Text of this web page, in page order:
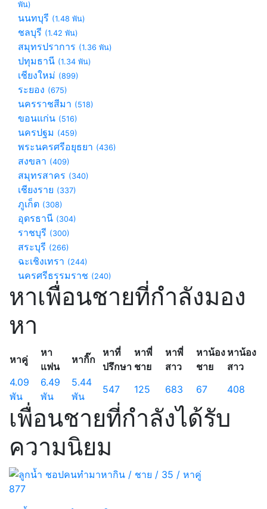
พัน)
นนทบุรี (1.48 พัน)
ชลบุรี (1.42 พัน)
สมุทรปราการ (1.36 พัน)
ปทุมธานี (1.34 พัน)
เชียงใหม่ (899)
ระยอง (675)
นครราชสีมา (518)
ขอนแก่น (516)
นครปฐม (459)
พระนครศรีอยุธยา (436)
สงขลา (409)
สมุทรสาคร (340)
เชียงราย (337)
ภูเก็ต (308)
อุดรธานี (304)
ราชบุรี (300)
สระบุรี (266)
ฉะเชิงเทรา (244)
นครศรีธรรมราช (240)
หาเพื่อนชายที่กำลังมอง
หา
หาคู่
หา
แฟน
หากิ๊ก
หาที่
ปรึกษา
หาพี่
ชาย
หาพี่
สาว
หาน้อง
ชาย
หาน้อง
สาว
4.09
พัน
6.49
พัน
5.44
พัน
547 125 683 67 408
เพื่อนชายที่กำลังได้รับ
ความนิยม
877